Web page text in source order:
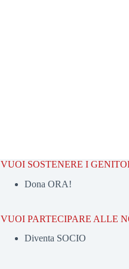
VUOI SOSTENERE I
Dona ORA!
VUOI PARTECIPARE ALLE
Diventa SOCIO